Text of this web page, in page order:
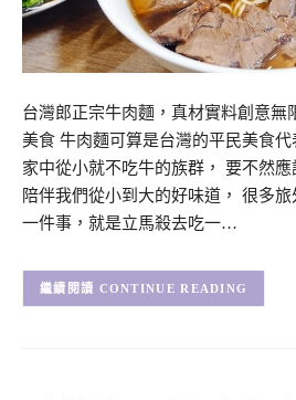
台灣郎正宗牛肉麵，真材實料創意無
美食 牛肉麵可算是台灣的平民美食
家中從小就不吃牛的族群， 要不然
陪伴我們從小到大的好味道， 很多
一件事，就是立馬殺去吃一…
CONTINUE READING